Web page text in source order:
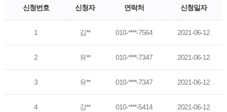
신청번호 신청자 연락처 신청일자
1 김** 010-****-7564 2021-06-12
2 유** 010-****-7347 2021-06-12
3 유** 010-****-7347 2021-06-12
4 강** 010-****-5414 2021-06-12